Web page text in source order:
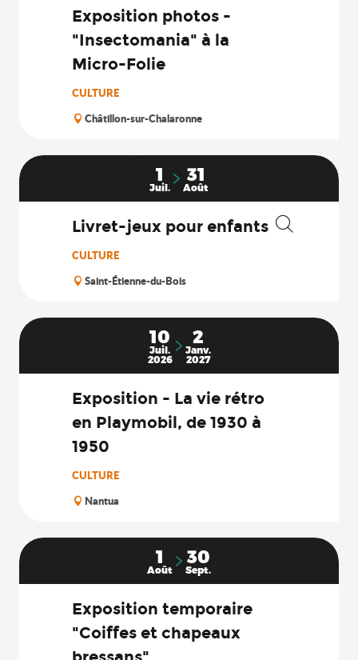
Exposition photos -
"Insectomania" à la
Micro-Folie
CULTURE
Châtillon-sur-Chalaronne
1
Juil.
31
Août
Livret-jeux pour enfants
CULTURE
Saint-Étienne-du-Bois
10
Juil.
2026
2
Janv.
2027
Exposition - La vie rétro
en Playmobil, de 1930 à
1950
CULTURE
Nantua
1
Août
30
Sept.
Exposition temporaire
"Coiffes et chapeaux